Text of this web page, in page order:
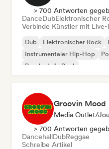
> 700 Antworten
DanceDubElektronischer
Verbinde Künstler mit
Dub Elektronischer Rock
Instrumentaler Hip-Hop
Psychedelic Rock
Groovin Mood
Media Outlet/
> 700 Antworten
DancehallDubReggae
Schreibe Artikel